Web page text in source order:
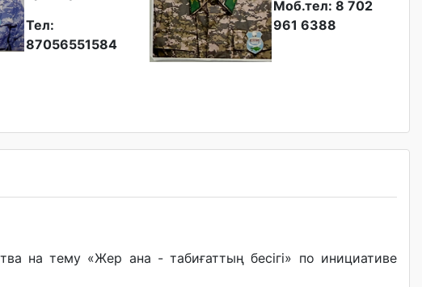
Тел:
87056551584
Моб.тел: 8 702
961 6388
на тему «Жер ана - табиғаттың бесігі» по инициативе